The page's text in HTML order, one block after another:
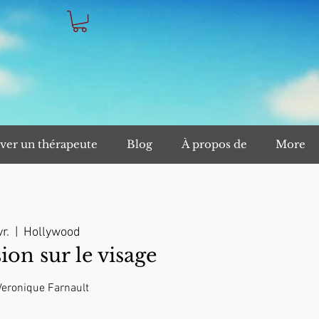
un thérapeute Blog À propos de More
Hollywood
sur le visage
Farnault